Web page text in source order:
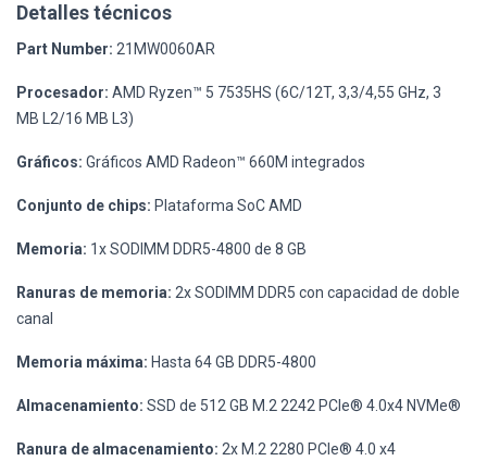
Detalles técnicos
Part Number: 21MW0060AR
Procesador: AMD Ryzen™ 5 7535HS (6C/12T, 3,3/4,55 GHz, 3
MB L2/16 MB L3)
Gráficos: Gráficos AMD Radeon™ 660M integrados
Conjunto de chips: Plataforma SoC AMD
Memoria: 1x SODIMM DDR5-4800 de 8 GB
Ranuras de memoria: 2x SODIMM DDR5 con capacidad de doble
canal
Memoria máxima: Hasta 64 GB DDR5-4800
Almacenamiento: SSD de 512 GB M.2 2242 PCIe® 4.0x4 NVMe®
Ranura de almacenamiento: 2x M.2 2280 PCIe® 4.0 x4